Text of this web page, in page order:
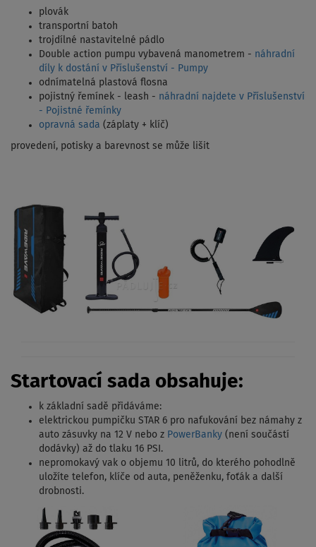
plovák
transportní batoh
trojdílné nastavitelné pádlo
Double action pumpu vybavená manometrem - náhradní
díly k dostání v Příslušenství - Pumpy
odnímatelná plastová flosna
pojistný řemínek - leash - náhradní najdete v Příslušenství
- Pojistné řemínky
opravná sada (záplaty + klíč)
provedení, potisky a barevnost se může lišit
Startovací sada obsahuje:
k základní sadě přidáváme:
elektrickou pumpičku STAR 6 pro nafukování bez námahy z
auto zásuvky na 12 V nebo z PowerBanky (není součástí
dodávky) až do tlaku 16 PSI.
nepromokavý vak o objemu 10 litrů, do kterého pohodlně
uložíte telefon, klíče od auta, peněženku, foťák a další
drobnosti.